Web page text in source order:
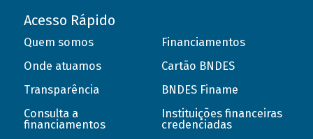
Acesso Rápido
Quem somos
Onde atuamos
Transparência
Consulta a
financiamentos
Financiamentos
Cartão BNDES
BNDES Finame
Instituições financeiras
credenciadas